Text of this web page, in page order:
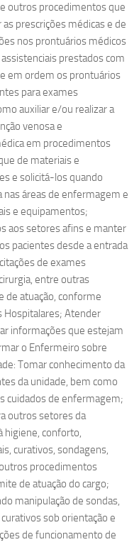
outros procedimentos que
prescrições médicas e de
nos prontuários médicos
prestados com
em ordem os prontuários
para exames
auxiliar e/ou realizar a
venosa e
em procedimentos
de materiais e
e solicitá-los quando
áreas de enfermagem e
e equipamentos;
aos setores afins e manter
pacientes desde a entrada
de exames
entre outras
de atuação, conforme
Hospitalares; Atender
informações que estejam
o Enfermeiro sobre
Tomar conhecimento da
da unidade, bem como
cuidados de enfermagem;
outros setores da
higiene, conforto,
curativos, sondagens,
procedimentos
de atuação do cargo;
manipulação de sondas,
sob orientação e
de funcionamento de